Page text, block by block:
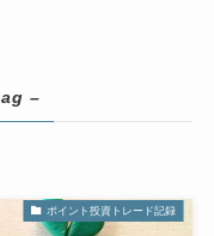
–
ポイント投資トレード記録